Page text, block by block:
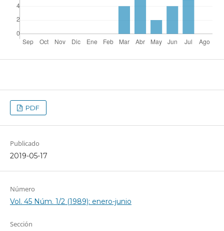
PDF
Publicado
2019-05-17
Número
Vol. 45 Núm. 1/2 (1989): enero-junio
Sección